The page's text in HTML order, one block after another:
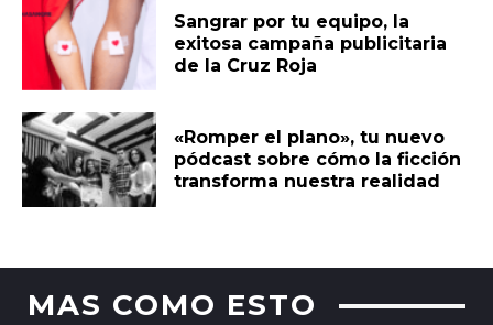
Sangrar por tu equipo, la
exitosa campaña publicitaria
de la Cruz Roja
«Romper el plano», tu nuevo
pódcast sobre cómo la ficción
transforma nuestra realidad
MAS COMO ESTO